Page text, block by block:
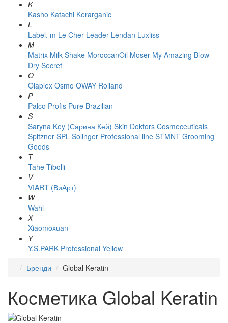
K
Kasho Katachi Kerarganic
L
Label. m Le Cher Leader Lendan Luxliss
M
Matrix Milk Shake MoroccanOil Moser My Amazing Blow
Dry Secret
O
Olaplex Osmo OWAY Rolland
P
Palco Profis Pure Brazilian
S
Saryna Key (Сарина Кей) Skin Doktors Cosmeceuticals
Spitzner SPL Solinger Professional line STMNT Grooming
Goods
T
Tahe Tibolli
V
VIART (ВиАрт)
W
Wahl
X
Xiaomoxuan
Y
Y.S.PARK Professional Yellow
Бренди
Global Keratin
Косметика Global Keratin